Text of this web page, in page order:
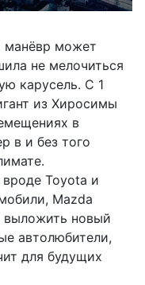
манёвр может
не мелочиться
карусель. С 1
из Хиросимы
в
в и без того
вроде Toyota и
Mazda
выложить новый
автолюбители,
для будущих